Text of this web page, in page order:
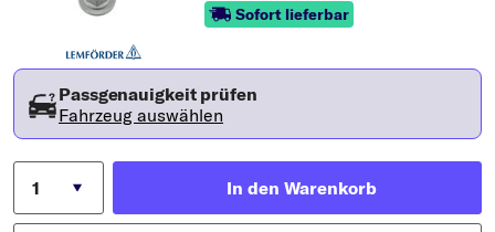
Sofort lieferbar
Passgenauigkeit prüfen
Fahrzeug auswählen
In den Warenkorb